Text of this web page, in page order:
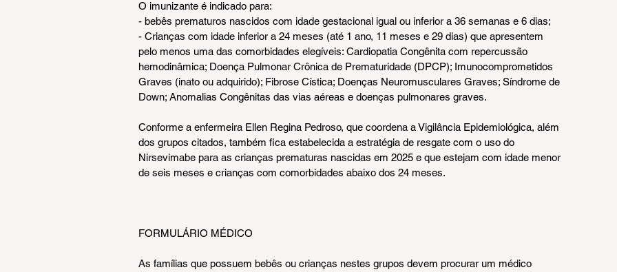
O imunizante é indicado para:
- bebês prematuros nascidos com idade gestacional igual ou inferior a 36 semanas e 6 dias;
- Crianças com idade inferior a 24 meses (até 1 ano, 11 meses e 29 dias) que apresentem
pelo menos uma das comorbidades elegíveis: Cardiopatia Congênita com repercussão
hemodinâmica; Doença Pulmonar Crônica de Prematuridade (DPCP); Imunocomprometidos
Graves (inato ou adquirido); Fibrose Cística; Doenças Neuromusculares Graves; Síndrome de
Down; Anomalias Congênitas das vias aéreas e doenças pulmonares graves.
Conforme a enfermeira Ellen Regina Pedroso, que coordena a Vigilância Epidemiológica, além
dos grupos citados, também fica estabelecida a estratégia de resgate com o uso do
Nirsevimabe para as crianças prematuras nascidas em 2025 e que estejam com idade menor
de seis meses e crianças com comorbidades abaixo dos 24 meses.
FORMULÁRIO MÉDICO
As famílias que possuem bebês ou crianças nestes grupos devem procurar um médico